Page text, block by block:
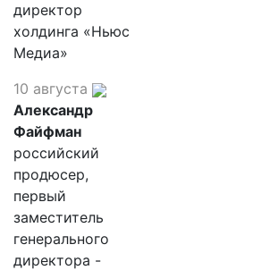
директор
холдинга «Ньюс
Медиа»
10 августа
Александр
Файфман
российский
продюсер,
первый
заместитель
генерального
директора -